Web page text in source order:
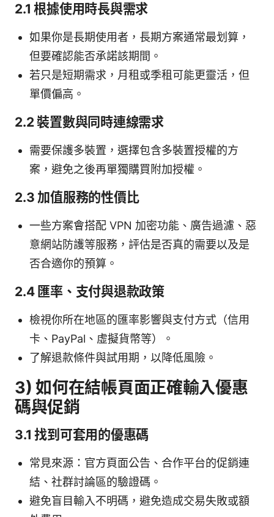
2.1 根據使用時長與需求
如果你是長期使用者，長期方案通常最划算，
但要確認能否承諾該期間。
若只是短期需求，月租或季租可能更靈活，但
單價偏高。
2.2 裝置數與同時連線需求
需要保護多裝置，選擇包含多裝置授權的方
案，避免之後再單獨購買附加授權。
2.3 加值服務的性價比
一些方案會搭配 VPN 加密功能、廣告過濾、惡
意網站防護等服務，評估是否真的需要以及是
否合適你的預算。
2.4 匯率、支付與退款政策
檢視你所在地區的匯率影響與支付方式（信用
卡、PayPal、虛擬貨幣等）。
了解退款條件與試用期，以降低風險。
3) 如何在結帳頁面正確輸入優惠
碼與促銷
3.1 找到可套用的優惠碼
常見來源：官方頁面公告、合作平台的促銷連
結、社群討論區的驗證碼。
避免盲目輸入不明碼，避免造成交易失敗或額